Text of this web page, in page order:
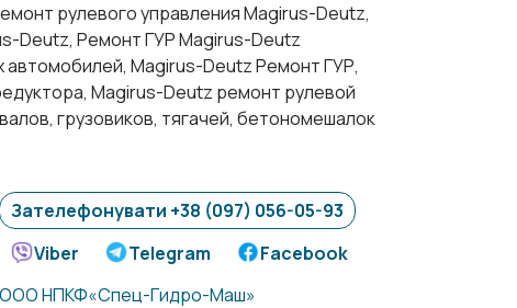
рулевого управления Magirus-Deutz,
Deutz, Ремонт ГУР Magirus-Deutz
Magirus-Deutz Ремонт ГУР,
Magirus-Deutz ремонт рулевой
грузовиков, тягачей, бетономешалок
Зателефонувати +38 (097) 056-05-93
Viber
Telegram
Facebook
ООО НПКФ«Спец-Гидро-Маш»